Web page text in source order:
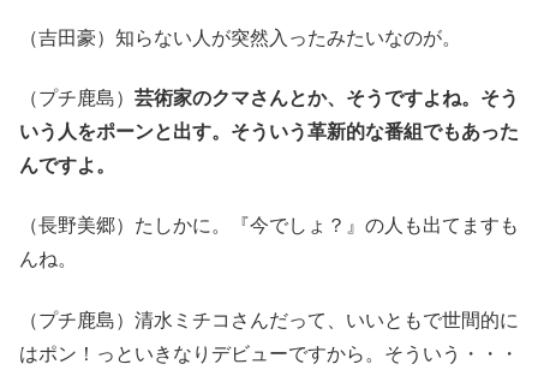
（吉田豪）知らない人が突然入ったみたいなのが。
（プチ鹿島） 芸術家のクマさんとか、そうですよね。そう
いう人をポーンと出す。そういう革新的な番組でもあった
んですよ。
（長野美郷）たしかに。『今でしょ？』の人も出てますも
んね。
（プチ鹿島）清水ミチコさんだって、いいともで世間的に
はポン！っといきなりデビューですから。そういう・・・